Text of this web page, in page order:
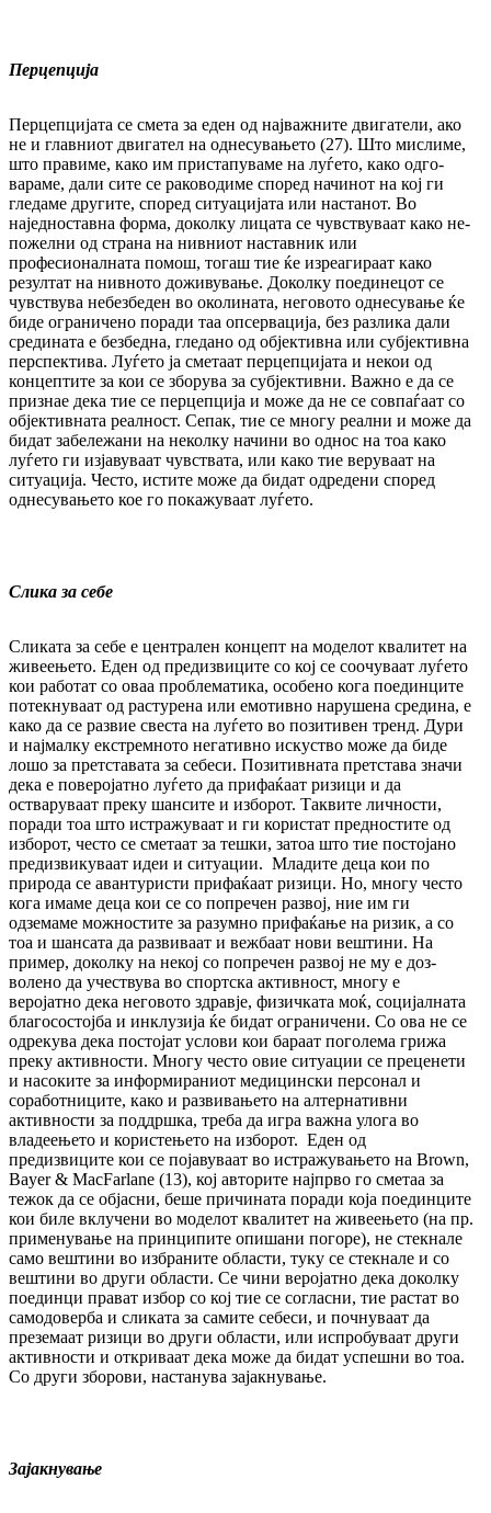
Перцепција
Перцепцијата се смета за еден од најважните дви­гатели, ако
не и главниот двигател на од­не­су­вањето (27). Што мислиме,
што пра­ви­ме, како им пристапуваме на луѓето, како од­го­
вараме, дали сите се раководиме според на­чинот на кој ги
гледаме другите, според си­туацијата или настанот. Во
наједноставна фор­ма, доколку лицата се чувствуваат како не­
пожелни од страна на нивниот наставник или
професионалната помош, тогаш тие ќе из­реагираат како
резултат на нивното до­жи­ву­ва­ње. Доколку поединецот се
чувствува не­безбеден во околината, неговото од­не­су­ва­ње ќе
биде ограничено поради таа оп­сер­ва­ци­ја, без разлика дали
средината е безбедна, гле­дано од објективна или субјективна
пер­спек­тива. Луѓето ја сметаат перцепцијата и некои од
концептите за кои се зборува за суб­јективни. Важно е да се
признае дека тие се перцепција и може да не се совпаѓаат со
об­јективната реалност. Сепак, тие се многу реал­ни и може да
бидат забележани на не­кол­ку начини во однос на тоа како
луѓето ги из­ја­вуваат чувствата, или како тие веруваат на
ситуација. Често, истите може да бидат од­ре­дени според
однесувањето кое го по­ка­жу­ва­ат луѓето.
Слика за себе
Сликата за себе е централен концепт на мо­де­лот квалитет на
живеењето. Еден од пре­диз­виците со кој се соочуваат луѓето
кои ра­бо­тат со оваа проблематика, особено кога пое­динците
потекнуваат од растурена или емо­тивно нарушена средина, е
како да се раз­вие свеста на луѓето во позитивен тренд. Дури
и најмалку екстремното негативно ис­кус­тво може да биде
лошо за претставата за се­беси. Позитивната претстава значи
дека е по­ве­ројатно луѓето да прифаќаат ризици и да
остваруваат преку шансите и изборот. Так­вите личности,
поради тоа што ис­тра­жу­ваат и ги користат предностите од
изборот, чес­то се сметаат за тешки, затоа што тие пос­тојано
предизвикуваат идеи и ситуации. Мла­дите деца кои по
природа се аван­ту­рис­ти прифаќаат ризици. Но, многу често
кога има­ме деца кои се со попречен развој, ние им ги
одземаме можностите за разумно при­фа­ќа­ње на ризик, а со
тоа и шансата да раз­ви­ва­ат и вежбаат нови вештини. На
пример, до­колку на некој со попречен развој не му е доз­
волено да учествува во спортска ак­тив­ност, многу е
веројатно дека неговото здрав­је, физичката моќ, социјалната
благосостојба и инклузија ќе бидат ограничени. Со ова не се
одрекува дека постојат услови кои бараат по­го­лема грижа
преку активности. Многу често овие ситуации се преценети
и на­со­ки­те за информираниот медицински персонал и
соработниците, како и развивањето на ал­тер­на­тивни
активности за поддршка, треба да игра важна улога во
владеењето и ко­рис­те­ње­то на изборот. Еден од
предизвиците кои се појавуваат во истражувањето на Brown,
Bayer & MacFarlane (13), кој ав­то­ри­те најпрво го сметаа за
тежок да се објасни, беше причината поради која поединците
кои биле вклучени во моделот квалитет на жи­вее­њето (на пр.
применување на прин­ци­пи­те опишани погоре), не стекнале
само веш­ти­ни во избраните области, туку се стекнале и со
вештини во други области. Се чини ве­ро­јатно дека доколку
поединци прават избор со кој тие се согласни, тие растат во
са­мо­до­вер­ба и сликата за самите себеси, и поч­ну­ва­ат да
преземаат ризици во други области, или испробуваат други
активности и от­кри­ва­ат дека може да бидат успешни во тоа.
Со дру­ги зборови, настанува зајакнување.
Зајакнување